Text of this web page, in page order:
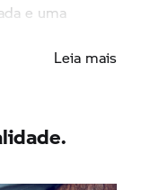
e uma
Leia mais